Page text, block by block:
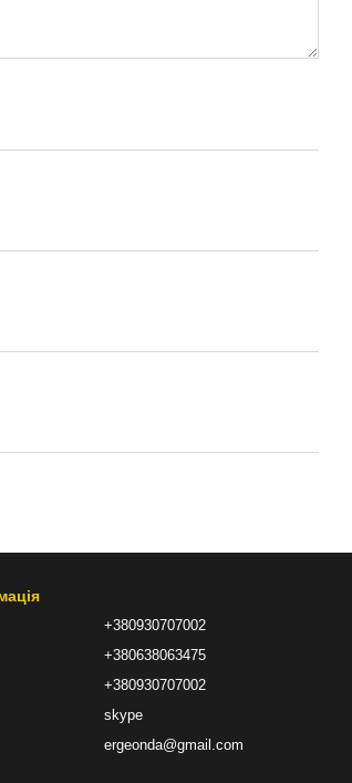
+380930707002
+380638063475
+380930707002
skype
ergeonda@gmail.com